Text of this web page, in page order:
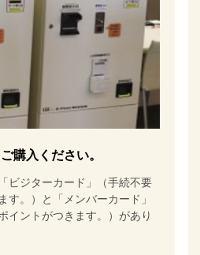
購入ください。
ビジターカード」（手続不要
す。）と「メンバーカード」
イントがつきます。）があり